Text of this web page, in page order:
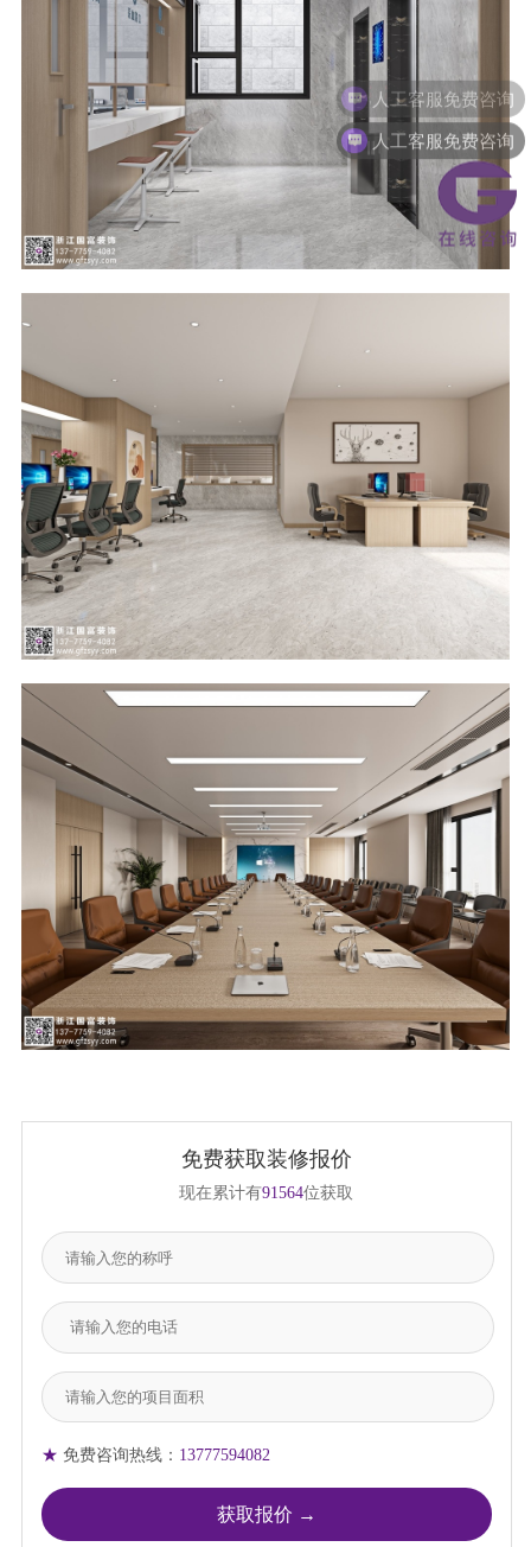
免费获取装修报价
现在累计有91564位获取
★免费咨询热线： 13777594082
人工客服免费咨询